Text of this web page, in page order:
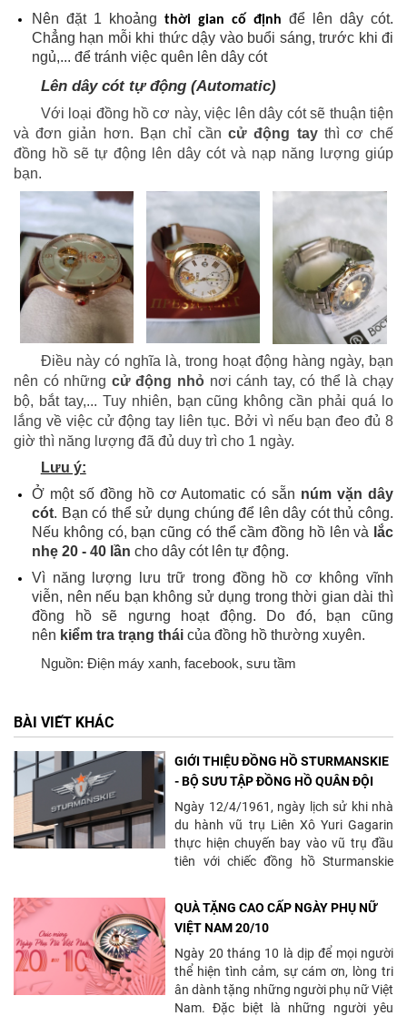
Nên đặt 1 khoảng thời gian cố định để lên dây cót.
Chẳng hạn mỗi khi thức dậy vào buổi sáng, trước khi đi
ngủ,... để tránh việc quên lên dây cót
Lên dây cót tự động (Automatic)
Với loại đồng hồ cơ này, việc lên dây cót sẽ thuận tiện
và đơn giản hơn. Bạn chỉ cầncử động tay thì cơ chế
đồng hồ sẽ tự động lên dây cót và nạp năng lượng giúp
bạn.
Điều này có nghĩa là, trong hoạt động hàng ngày, bạn
nên có những cử động nhỏnơi cánh tay, có thể là chạy
bộ, bắt tay,... Tuy nhiên, bạn cũng không cần phải quá lo
lắng về việc cử động tay liên tục. Bởi vì nếu bạn đeo đủ 8
giờ thì năng lượng đã đủ duy trì cho 1 ngày.
Lưu ý:
Ở một số đồng hồ cơ Automatic có sẵn núm vặn dây
cót. Bạn có thể sử dụng chúng để lên dây cót thủ công.
Nếu không có, bạn cũng có thể cầm đồng hồ lên và lắc
nhẹ 20 - 40 lần cho dây cót lên tự động.
Vì năng lượng lưu trữ trong đồng hồ cơ không vĩnh
viễn, nên nếu bạn không sử dụng trong thời gian dài thì
đồng hồ sẽ ngưng hoạt động. Do đó, bạn cũng
nên kiểm tra trạng thái của đồng hồ thường xuyên.
Nguồn: Điện máy xanh, facebook, sưu tầm
BÀI VIẾT KHÁC
GIỚI THIỆU ĐỒNG HỒ STURMANSKIE
- BỘ SƯU TẬP ĐỒNG HỒ QUÂN ĐỘI
Ngày 12/4/1961, ngày lịch sử khi nhà
du hành vũ trụ Liên Xô Yuri Gagarin
thực hiện chuyến bay vào vũ trụ đầu
tiên với chiếc đồng hồ Sturmanskie
QUÀ TẶNG CAO CẤP NGÀY PHỤ NỮ
VIỆT NAM 20/10
Ngày 20 tháng 10 là dịp để mọi người
thể hiện tình cảm, sự cám ơn, lòng tri
ân dành tặng những người phụ nữ Việt
Nam. Đặc biệt là những người yêu